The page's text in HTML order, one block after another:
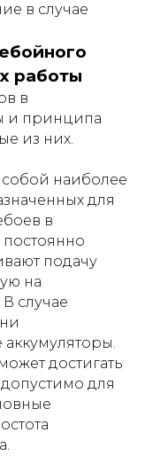
в случае
работы
в
и принципа
из них.
наиболее
для
в
подачу
на
случае
достигать
для